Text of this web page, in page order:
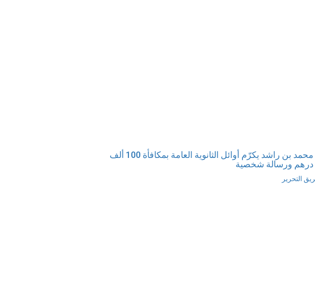
محمد بن راشد يكرّم أوائل الثانوية العامة بمكافأة 100 ألف
درهم ورسالة شخصية
التحرير